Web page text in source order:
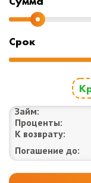
Срок
Займ:
Проценты:
К возврату:
Погашение до: